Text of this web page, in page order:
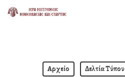
Skip
Αρχείο Δελτία Τύπου